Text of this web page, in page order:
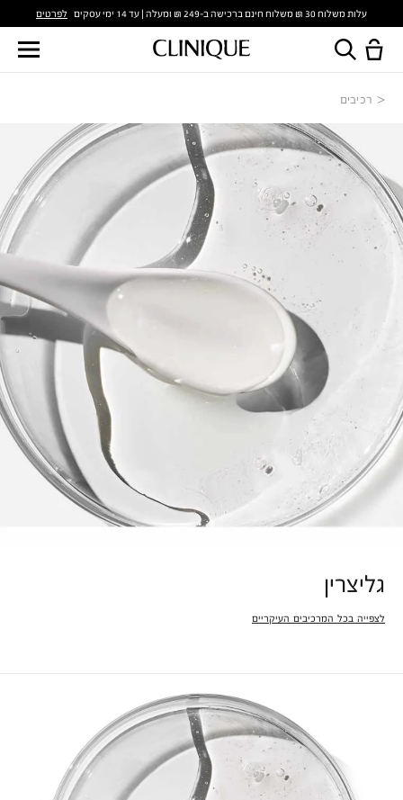
עלות משלוח 30 ₪ משלוח חינם ברכישה ב-249 ₪ ומעלה | עד 14 ימי עסקים לפרטים
רכיבים
גליצרין
לצפייה בכל המרכיבים העיקריים